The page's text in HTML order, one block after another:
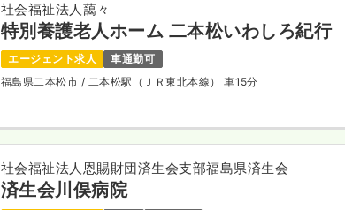
社会福祉法人藹々
特別養護老人ホーム 二本松いわしろ紀行
エージェント求人
車通勤可
福島県二本松市 / 二本松駅（ＪＲ東北本線） 車15分
社会福祉法人恩賜財団済生会支部福島県済生会
済生会川俣病院